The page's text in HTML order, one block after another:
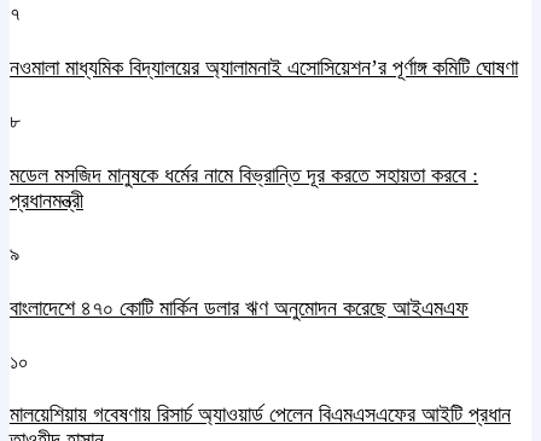
৭
নওমালা মাধ্যমিক বিদ্যালয়ের অ্যালামনাই এসোসিয়েশন’র পূর্ণাঙ্গ কমিটি ঘোষণা
৮
মডেল মসজিদ মানুষকে ধর্মের নামে বিভ্রান্তি দূর করতে সহায়তা করবে :
প্রধানমন্ত্রী
৯
বাংলাদেশে ৪৭০ কোটি মার্কিন ডলার ঋণ অনুমোদন করেছে আইএমএফ
১০
মালয়েশিয়ায় গবেষণায় রিসার্চ অ্যাওয়ার্ড পেলেন বিএমএসএফের আইটি প্রধান